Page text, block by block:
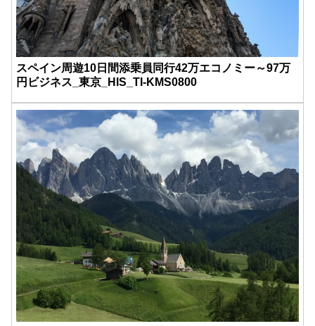
スペイン周遊10日間添乗員同行42万エコノミー～97万
円ビジネス_東京_HIS_TI-KMS0800